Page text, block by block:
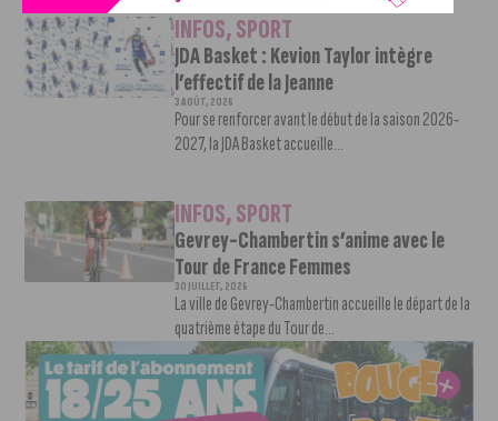
INFOS,SPORT
JDA Basket : Kevion Taylor intègre
l’effectif de la Jeanne
3 AOÛT, 2026
Pour se renforcer avant le début de la saison 2026-
2027, la JDA Basket accueille...
INFOS,SPORT
Gevrey-Chambertin s’anime avec le
Tour de France Femmes
30 JUILLET, 2026
La ville de Gevrey-Chambertin accueille le départ de la
quatrième étape du Tour de...